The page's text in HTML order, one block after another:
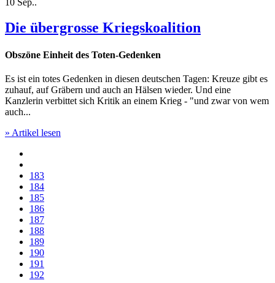
Die übergrosse Kriegskoalition
Obszöne Einheit des Toten-Gedenken
Es ist ein totes Gedenken in diesen deutschen Tagen: Kreuze gibt es
zuhauf, auf Gräbern und auch an Hälsen wieder. Und eine
Kanzlerin verbittet sich Kritik an einem Krieg - "und zwar von wem
auch...
» Artikel lesen
183
184
185
186
187
188
189
190
191
192